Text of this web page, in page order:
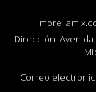
Dirección:
Correo